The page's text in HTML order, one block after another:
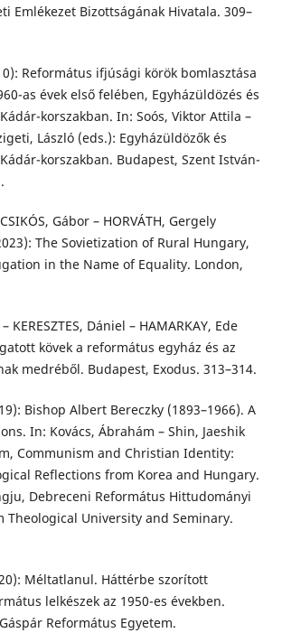
Emlékezet Bizottságának Hivatala. 309–
Református ifjúsági körök bomlasztása
as évek első felében, Egyházüldözés és
korszakban. In: Soós, Viktor Attila –
László (eds.): Egyházüldözők és
korszakban. Budapest, Szent István-
Gábor – HORVÁTH, Gergely
The Sovietization of Rural Hungary,
in the Name of Equality. London,
KERESZTES, Dániel – HAMARKAY, Ede
kövek a református egyház és az
medréből. Budapest, Exodus. 313–314.
Bishop Albert Bereczky (1893–1966). A
In: Kovács, Ábrahám – Shin, Jaeshik
Communism and Christian Identity:
Reflections from Korea and Hungary.
Debreceni Református Hittudományi
Theological University and Seminary.
Méltatlanul. Háttérbe szorított
lelkészek az 1950-es években.
Református Egyetem.